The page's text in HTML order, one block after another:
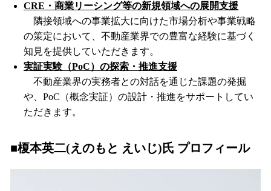
CRE・商業リーシング等の新規領域への展開支援
隣接領域への事業拡大に向けた市場分析や事業戦略
の策定において、不動産業界での豊富な経験に基づく
知見を提供していただきます。
実証実験（PoC）の探索・推進支援
不動産業界の実務者との対話を通じた課題の発掘
や、PoC（概念実証）の設計・推進をサポートしてい
ただきます。
■榎本英二(えのもと えいじ)氏 プロフィール